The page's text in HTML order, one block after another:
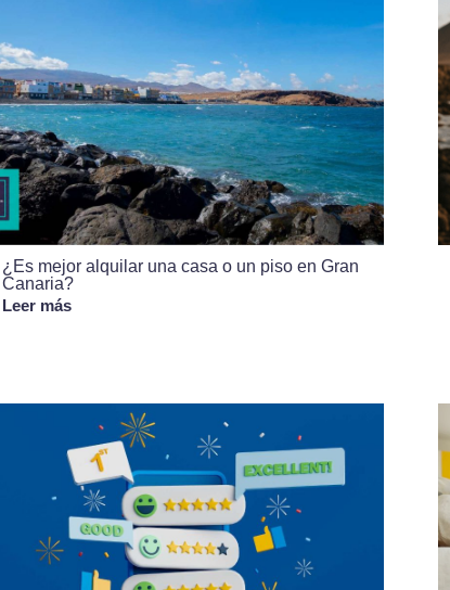
¿Es mejor alquilar una casa o un piso en Gran
Canaria?
Leer más